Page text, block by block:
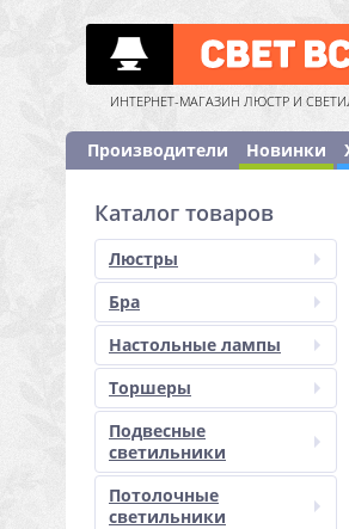
ИНТЕРНЕТ-МАГАЗИН ЛЮСТР И
Производители Новинки
Каталог товаров
Люстры
Бра
Настольные лампы
Торшеры
Подвесные
светильники
Потолочные
светильники